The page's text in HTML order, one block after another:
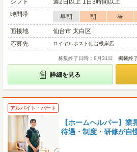
シフト
週2日以上 1日3時間以上
時間帯
早朝 朝 昼
面接地
仙台市 太白区
応募先
ロイヤルホスト仙台根岸店
募集終了日時：8月31日 掲載終
詳細を見る
アルバイト・パート
【ホームヘルパー】
待遇・制度・研修が自